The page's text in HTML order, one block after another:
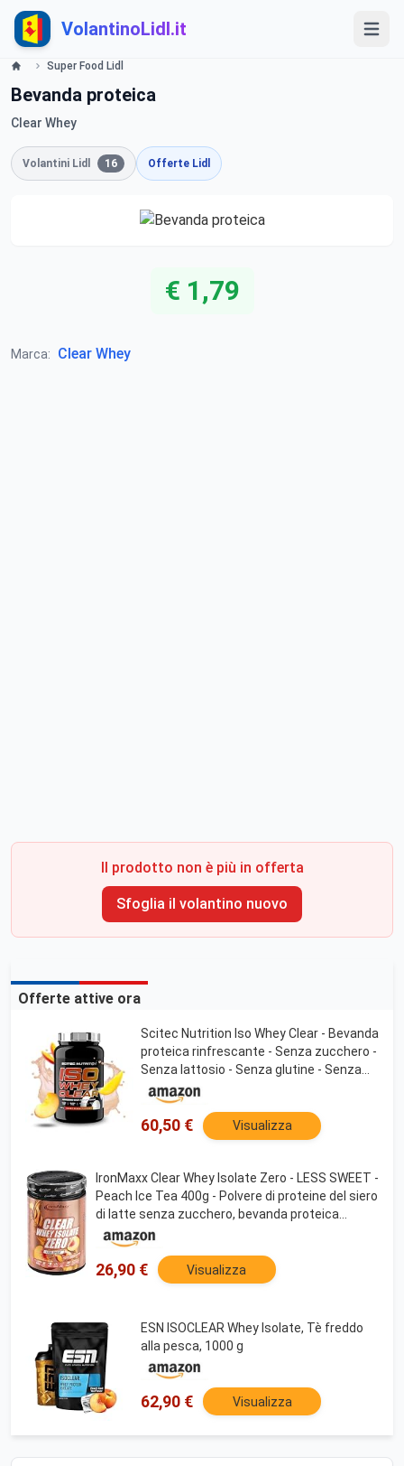
VolantinoLidl.it
Super Food Lidl
Bevanda proteica
Clear Whey
Volantini Lidl 16 Offerte Lidl
€ 1,79
Marca: Clear Whey
Il prodotto non è più in offerta
Sfoglia il volantino nuovo
Offerte attive ora
Scitec Nutrition Iso Whey Clear - Bevanda
proteica rinfrescante - Senza zucchero -
Senza lattosio - Senza glutine - Senza
olio di palma, 1025 g, Mango e pesca
60,50 € Visualizza
IronMaxx Clear Whey Isolate Zero - LESS SWEET -
Peach Ice Tea 400g - Polvere di proteine del siero
di latte senza zucchero, bevanda proteica
rinfrescante con 24 g di proteine per porzione
26,90 € Visualizza
ESN ISOCLEAR Whey Isolate, Tè freddo
alla pesca, 1000 g
62,90 € Visualizza